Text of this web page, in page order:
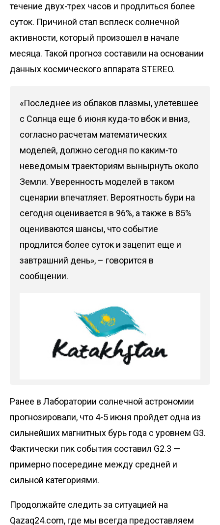
течение двух-трех часов и продлиться более
суток. Причиной стал всплеск солнечной
активности, который произошел в начале
месяца. Такой прогноз составили на основании
данных космического аппарата STEREO.
«Последнее из облаков плазмы, улетевшее
с Солнца еще 6 июня куда-то вбок и вниз,
согласно расчетам математических
моделей, должно сегодня по каким-то
неведомым траекториям вынырнуть около
Земли. Уверенность моделей в таком
сценарии впечатляет. Вероятность бури на
сегодня оценивается в 96%, а также в 85%
оцениваются шансы, что событие
продлится более суток и зацепит еще и
завтрашний день», – говорится в
сообщении.
Ранее в Лаборатории солнечной астрономии
прогнозировали, что 4-5 июня пройдет одна из
сильнейших магнитных бурь года с уровнем G3.
Фактически пик события составил G2.3 —
примерно посередине между средней и
сильной категориями.
Продолжайте следить за ситуацией на
Qazaq24.com, где мы всегда предоставляем